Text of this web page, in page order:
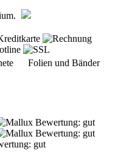
Folien und Bänder